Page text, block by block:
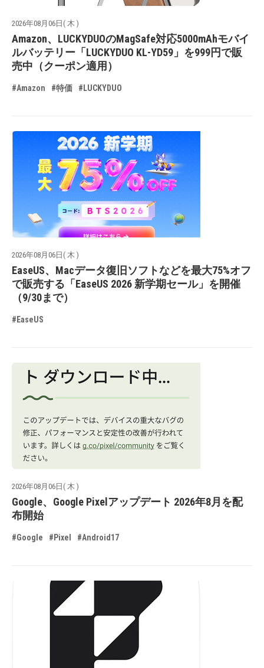
2026年08月06日( 木 )
Amazon、LUCKYDUOのMagSafe対応5000mAhモバイ
ルバッテリー「LUCKYDUO KL-YD59」を999円で販
売中（クーポン適用）
#Amazon #特価 #LUCKYDUO
2026年08月06日( 木 )
EaseUS、Macデータ復旧ソフトなどを最大75%オフ
で販売する「EaseUS 2026 新学期セール」を開催
（9/30まで）
#EaseUS
2026年08月06日( 木 )
Google、Google Pixelアップデート 2026年8月を配
布開始
#Google #Pixel #Android17